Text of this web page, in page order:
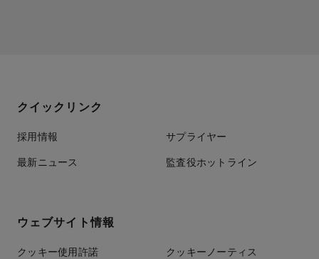
クイックリンク
採用情報 サプライヤー
最新ニュース 監査役ホットライン
ウェブサイト情報
クッキー使用許諾 クッキーノーティス